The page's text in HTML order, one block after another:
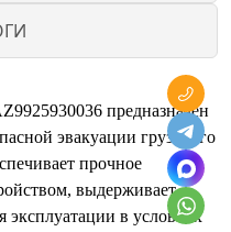
предназначен
эвакуации грузового
прочное
выдерживает
эксплуатации в условиях